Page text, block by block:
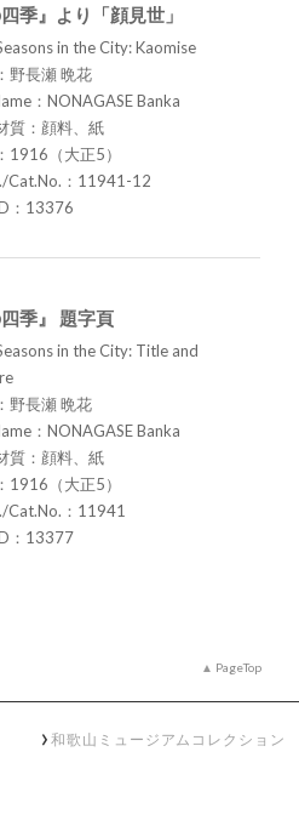
四季』より「顔見世」
in the City: Kaomise
野長瀬 晩花
：NONAGASE Banka
質：顔料、紙
1916（大正5）
Cat.No.：11941-12
：13376
四季』 題字頁
in the City: Title and
野長瀬 晩花
：NONAGASE Banka
質：顔料、紙
1916（大正5）
Cat.No.：11941
：13377
PageTop
和歌山ミュージアムコレクション